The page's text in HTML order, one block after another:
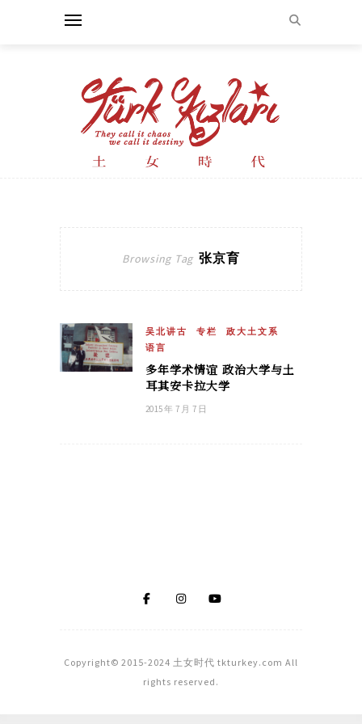
Browsing Tag 张京育
吴北讲古 专栏
政大土文系
语言
多年学术情谊 政治大学与土
耳其安卡拉大学
2015 年 7 月 7 日
Copyright© 2015-2024 土女时代 tkturkey.com All
rights reserved.